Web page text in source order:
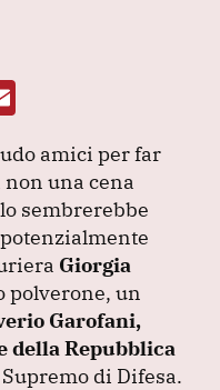
ai
l
amici per far
non una cena
sembrerebbe
Giorgia
polverone, un
Garofani,
della Repubblica
di Difesa.